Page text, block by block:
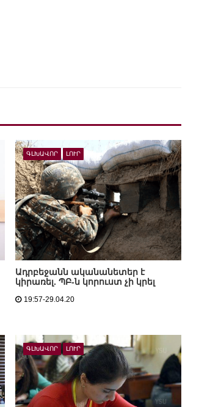
ԳԼԽԱՎՈՐ ԼՈՒՐ
Ադրբեջանն ականանետեր է
կիրառել. ՊԲ-ն կորուստ չի կրել
19:57-29.04.20
ԳԼԽԱՎՈՐ ԼՈՒՐ